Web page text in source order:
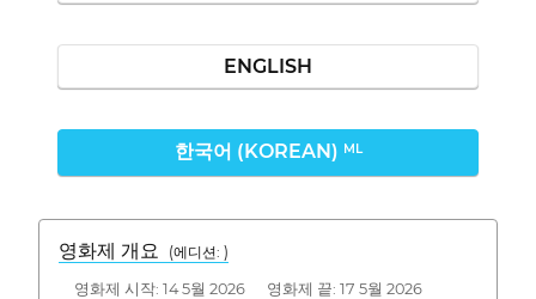
ENGLISH
한국어 (KOREAN) ML
영화제 개요 (에디션: )
영화제 시작: 14 5월 2026 영화제 끝: 17 5월 2026